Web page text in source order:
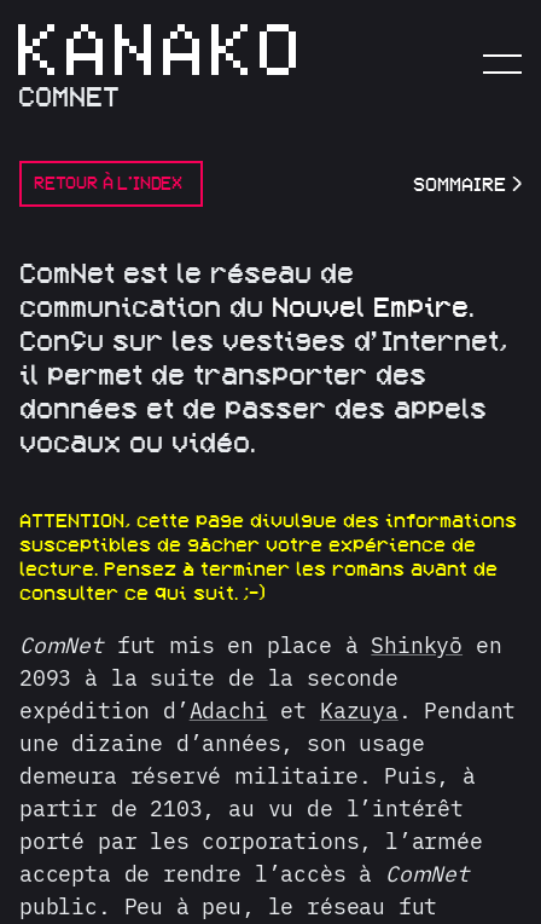
COMNET
RETOUR À L'INDEX SOMMAIRE >
ComNet est le réseau de
communication du Nouvel Empire
Conçu sur les vestiges d’ Internet,
il permet de transporter des
données et de passer des appels
vocaux ou vidéo
ATTENTION, cette page divulgue des informations
susceptibles de gâcher votre expérience de
lecture. Pensez à terminer les romans avant de
consulter ce qui suit. ;-)
ComNetfut mis en place à Shinkyō en
2093 à la suite de la seconde
expédition d’Adachi et Kazuya . Pendant
une dizaine d’années, son usage
demeura réservé militaire. Puis, à
partir de 2103, au vu de l’intérêt
porté par les corporations, l’armée
accepta de rendre l’accès à ComNet
public. Peu à peu, le réseau fut